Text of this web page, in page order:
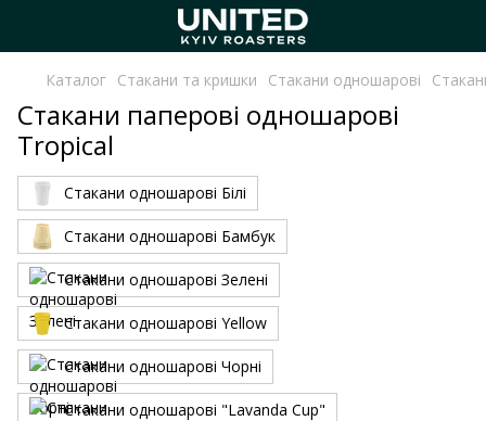
Каталог Стакани та кришки Стакани одношарові
Стакани паперові одношарові
Tropical
Стакани одношарові Білі
Стакани одношарові Бамбук
Стакани одношарові Зелені
Стакани одношарові Yellow
Стакани одношарові Чорні
Стакани одношарові "Lavanda Cup"